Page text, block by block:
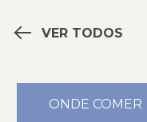
VER TODOS
ONDE COMER